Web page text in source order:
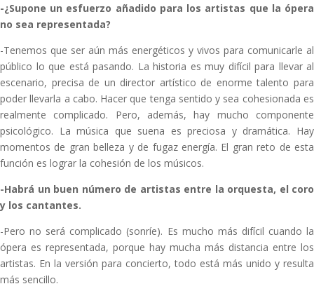
-¿Supone un esfuerzo añadido para los artistas que la ópera
no sea representada?
-Tenemos que ser aún más energéticos y vivos para comunicarle al
público lo que está pasando. La historia es muy difícil para llevar al
escenario, precisa de un director artístico de enorme talento para
poder llevarla a cabo. Hacer que tenga sentido y sea cohesionada es
realmente complicado. Pero, además, hay mucho componente
psicológico. La música que suena es preciosa y dramática. Hay
momentos de gran belleza y de fugaz energía. El gran reto de esta
función es lograr la cohesión de los músicos.
-Habrá un buen número de artistas entre la orquesta, el coro
y los cantantes.
-Pero no será complicado (sonríe). Es mucho más difícil cuando la
ópera es representada, porque hay mucha más distancia entre los
artistas. En la versión para concierto, todo está más unido y resulta
más sencillo.